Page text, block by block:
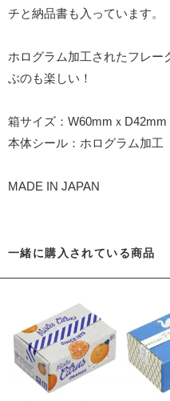
チと納品書も入っています。
ホログラム加工されたフレー
ぶのも楽しい！
箱サイズ：W60mmｘD42mm
本体シール：ホログラム加工
MADE IN JAPAN
一緒に購入されている商品